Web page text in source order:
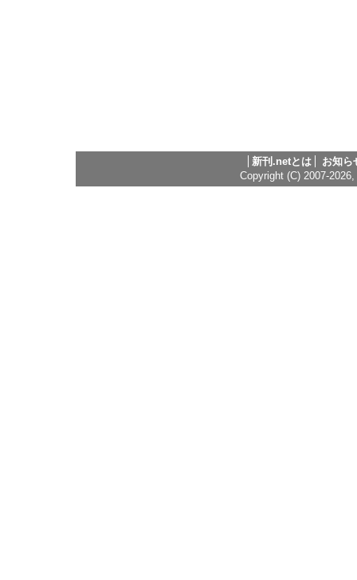
新刊.netとは
お知ら
Copyright (C) 2007-2026,